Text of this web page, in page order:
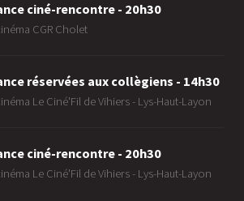
ciné-rencontre - 20h30
CGR Cholet
réservées aux collègiens - 14h30
Le Ciné'Fil de Vihiers - Lys-Haut-Layon
ciné-rencontre - 20h30
Le Ciné'Fil de Vihiers - Lys-Haut-Layon